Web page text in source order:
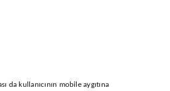
kullanıcının mobile aygıtına